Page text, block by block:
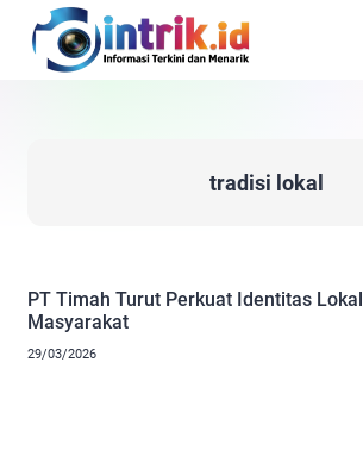
tradisi lokal
PT Timah Turut Perkuat Identitas Lokal
Masyarakat
29/03/2026